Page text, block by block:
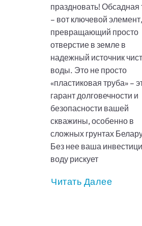
праздновать! Обсадная
– вот ключевой элемент,
превращающий просто
отверстие в земле в
надежный источник
воды. Это не просто
«пластиковая труба» –
гарант долговечности и
безопасности вашей
скважины, особенно в
сложных грунтах
Без нее ваша
воду рискует
Читать Далее